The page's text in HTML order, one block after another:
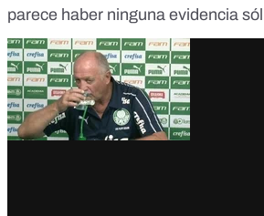
parece haber ninguna evidencia